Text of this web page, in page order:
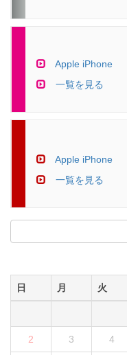
Apple iPhone
一覧を見る
Apple iPhone
一覧を見る
日 月 火
2 3 4